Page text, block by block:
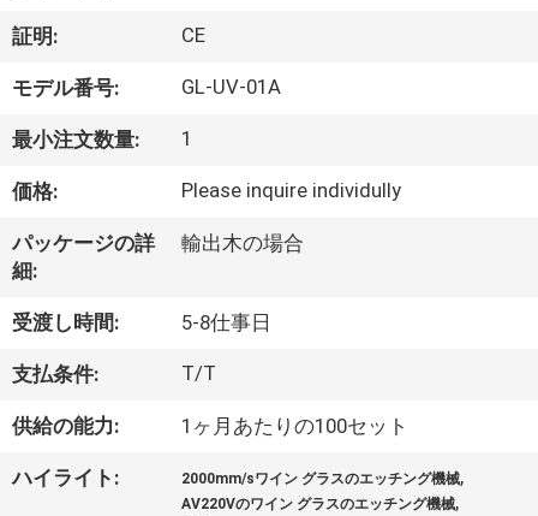
達
に
つ
て
旅
行
証明: CE
モデル番号: GL-UV-01A
最小注文数量: 1
価格: Please inquire individully
パッケージの詳
細:
輸出木の場合
受渡し時間: 5-8仕事日
支払条件: T/T
供給の能力: 1ヶ月あたりの100セット
ハイライト: 2000mm/sワイン グラスのエッチング機械,
AV220Vのワイン グラスのエッチング機械,